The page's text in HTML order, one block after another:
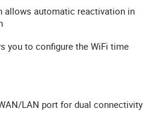
allows automatic reactivation in
you to configure the WiFi time
LAN port for dual connectivity